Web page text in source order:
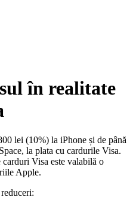
în realitate
lei (10%) la iPhone și de până
la plata cu cardurile Visa.
Visa este valabilă o
Apple.